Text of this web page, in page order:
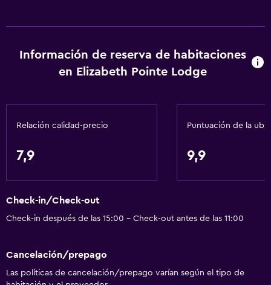
Información de reserva de habitaciones
en Elizabeth Pointe Lodge
Relación calidad-precio
7,9
Puntuación de la
9,9
Check-in/Check-out
Check-in después de las 15:00 - Check-out antes de las 11:00
Cancelación/prepago
Las políticas de cancelación/prepago varían según el tipo de